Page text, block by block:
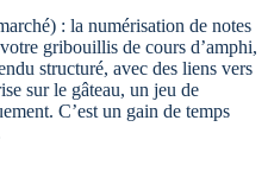
: la numérisation de notes
gribouillis de cours d’amphi,
structuré, avec des liens vers
sur le gâteau, un jeu de
C’est un gain de temps